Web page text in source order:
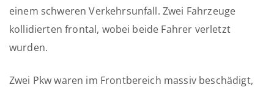
einem schweren Verkehrsunfall. Zwei Fahrzeuge
kollidierten frontal, wobei beide Fahrer verletzt
wurden.
Zwei Pkw waren im Frontbereich massiv beschädigt,